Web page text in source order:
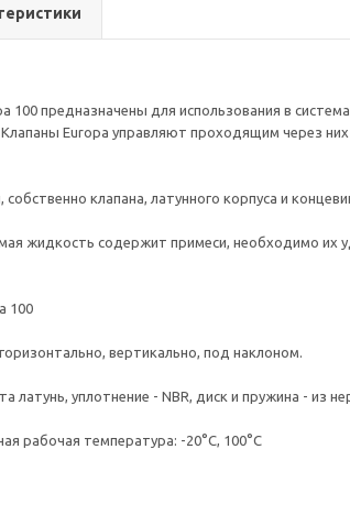
100 предназначены для использования в
Europa управляют проходящим через
клапана, латунного корпуса и
жидкость содержит примеси, необходимо их
100
вертикально, под наклоном.
уплотнение - NBR, диск и пружина - из
рабочая температура: -20°C, 100°C